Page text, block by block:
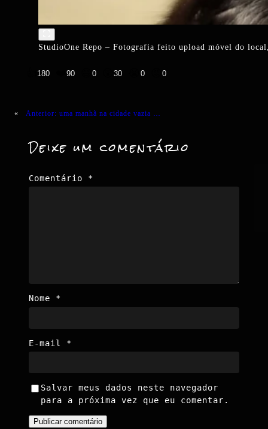
StudioOne Repo – Fotografia feito upload móvel do
180 90 0 30 0 0
« Anterior: uma manhã na cidade vazia …
Deixe um comentário
Comentário *
Nome *
E-mail *
Salvar meus dados neste navegador
para a próxima vez que eu comentar.